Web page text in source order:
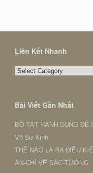
Liên Kết Nhanh
Liên
Bài Viết Gần Nhất
BỒ TÁT HÀNH DỤNG ĐỂ
Vô Sư Kinh
THẾ NÀO LÀ BA ĐIỀU
ẤN-CHỈ VỀ SẮC-TƯỚNG